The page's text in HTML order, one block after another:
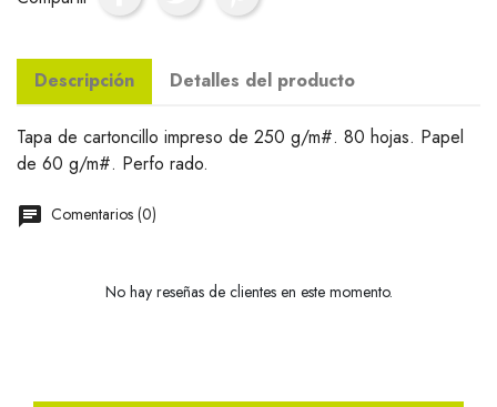
Descripción Detalles del producto
Tapa de cartoncillo impreso de 250 g/m#. 80 hojas. Papel
de 60 g/m#. Perfo rado.
Comentarios (0)
No hay reseñas de clientes en este momento.